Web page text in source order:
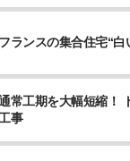
滅失、毀損を防
置を講じます。
報は、その利用
確かつ最新の内
て
た個人情報を、
て、お客様の事
フランスの集合住宅“白
常工期を大幅短縮！
事